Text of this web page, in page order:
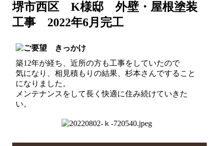
堺市西区 K様邸 外壁・屋根塗装
工事 2022年6月完工
築12年が経ち、近所の方も工事をしていたので
気になり、相見積もりの結果、杉本さんですること
になりました。
メンテナンスをして長く快適に住み続けていきた
い。